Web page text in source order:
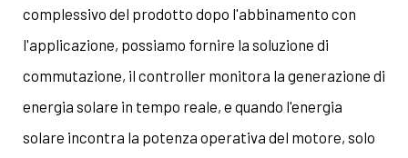
complessivo del prodotto dopo l'abbinamento con
l'applicazione, possiamo fornire la soluzione di
commutazione, il controller monitora la generazione di
energia solare in tempo reale, e quando l'energia
solare incontra la potenza operativa del motore, solo